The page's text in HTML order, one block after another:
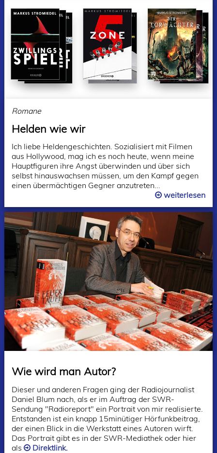
Romane
Helden wie wir
Ich liebe Heldengeschichten. Sozialisiert mit Filmen
aus Hollywood, mag ich es noch heute, wenn meine
Hauptfiguren ihre Angst überwinden und über sich
selbst hinauswachsen müssen, um den Kampf gegen
einen übermächtigen Gegner anzutreten...
weiterlesen
Wie wird man Autor?
Dieser und anderen Fragen ging der Radiojournalist
Daniel Blum nach, als er im Auftrag der SWR-
Sendung "Radioreport" ein Portrait von mir realisierte.
Entstanden ist ein knapp 15minütiger Hörfunkbeitrag,
der einen Blick in die Werkstatt eines Autoren wirft.
Das Portrait gibt es in der SWR-Mediathek oder hier
als
Direktlink.